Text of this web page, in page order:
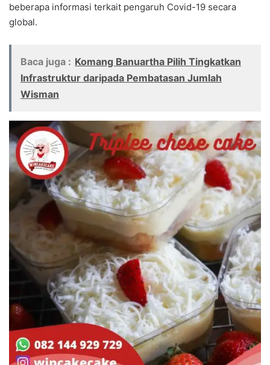
beberapa informasi terkait pengaruh Covid-19 secara
global.
Baca juga : Komang Banuartha Pilih Tingkatkan
Infrastruktur daripada Pembatasan Jumlah
Wisman